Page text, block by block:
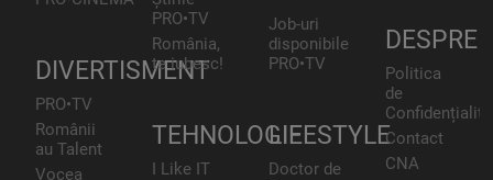
DIVERTISMENT
PRO•TV
Românii
au Talent
Vocea
PRO•TV
România,
te iubesc!
TEHNOLOGIE
I Like IT
Job-uri
disponibile
PRO•TV
LIFESTYLE
Doctor de
DESPRE
Politica
de
Contact
CNA